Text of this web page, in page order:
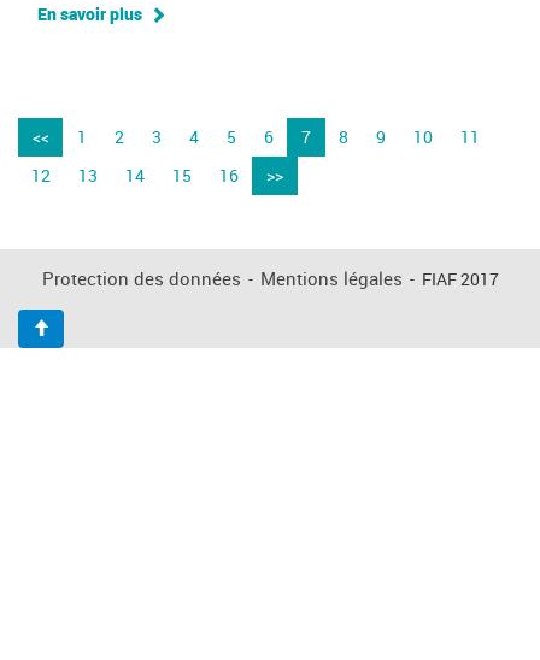
En savoir plus
<< 1 2 3 4 5 6 7 8 9 10
11
12
13 14 15 16 >>
Protection des données - Mentions légales - FIAF 2017